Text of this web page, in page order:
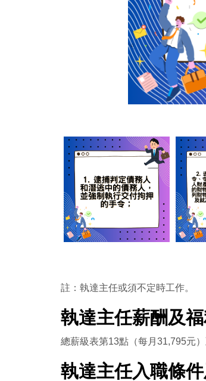
註：執達主任或須不定時工作。
執達主任薪酬及福
總薪級表第13點（每月31,795元
執達主任入職條